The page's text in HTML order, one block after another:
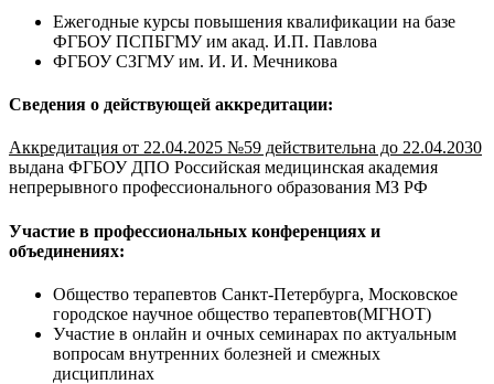
Ежегодные курсы повышения квалификации на базе
ФГБОУ ПСПБГМУ им акад. И.П. Павлова
ФГБОУ СЗГМУ им. И. И. Мечникова
Сведения о действующей аккредитации:
Аккредитация от 22.04.2025 №59 действительна до 22.04.2030
выдана ФГБОУ ДПО Российская медицинская академия
непрерывного профессионального образования МЗ РФ
Участие в профессиональных конференциях и
объединениях:
Общество терапевтов Санкт-Петербурга, Московское
городское научное общество терапевтов(МГНОТ)
Участие в онлайн и очных семинарах по актуальным
вопросам внутренних болезней и смежных
дисциплинах